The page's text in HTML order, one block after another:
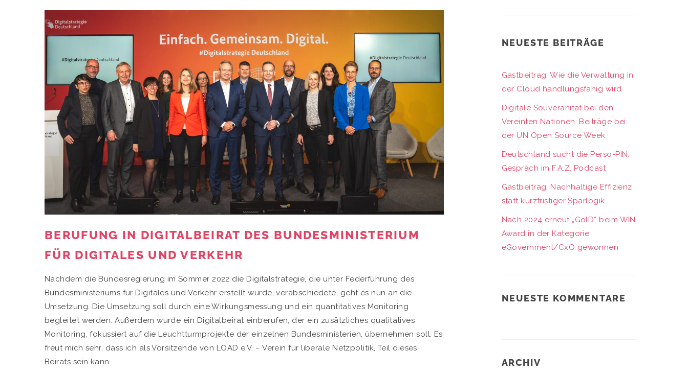
BERUFUNG IN DIGITALBEIRAT DES BUNDESMINISTERIUM
FÜR DIGITALES UND VERKEHR
Nachdem die Bundesregierung im Sommer 2022 die Digitalstrategie, die unter Federführung des
Bundesministeriums für Digitales und Verkehr erstellt wurde, verabschiedete, geht es nun an die
Umsetzung. Die Umsetzung soll durch eine Wirkungsmessung und ein quantitatives Monitoring
begleitet werden. Außerdem wurde ein Digitalbeirat einberufen, der ein zusätzliches qualitatives
Monitoring, fokussiert auf die Leuchtturmprojekte der einzelnen Bundesministerien, übernehmen soll. Es
freut mich sehr, dass ich als Vorsitzende von LOAD e.V. – Verein für liberale Netzpolitik, Teil dieses
Beirats sein kann.
NEUESTE BEITRÄGE
Gastbeitrag: Wie die Verwaltung in
der Cloud handlungsfähig wird
Digitale Souveränität bei den
Vereinten Nationen: Beiträge bei
der UN Open Source Week
Deutschland sucht die Perso-PIN:
Gespräch im F.A.Z. Podcast
Gastbeitrag: Nachhaltige Effizienz
statt kurzfristiger Sparlogik
Nach 2024 erneut „GolD“ beim WIN
Award in der Kategorie
eGovernment/CxO gewonnen
NEUESTE KOMMENTARE
ARCHIV